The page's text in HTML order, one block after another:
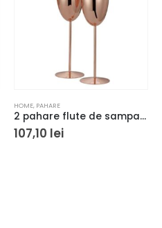
HOME, PAHARE
2 pahare flute de sampanie rose gold Oak&Steel 285 ml
107,10 lei